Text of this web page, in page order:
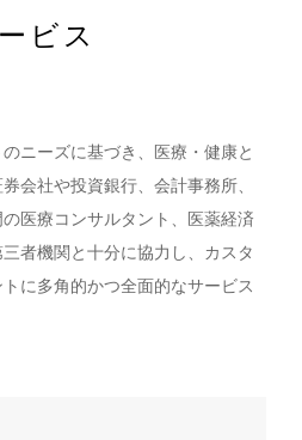
ビス
ニーズに基づき、医療・健康と
会社や投資銀行、会計事務所、
医療コンサルタント、医薬経済
者機関と十分に協力し、カスタ
に多角的かつ全面的なサービス